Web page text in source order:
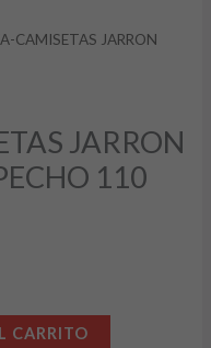
CAMISETAS JARRON
JARRON
110
CARRITO